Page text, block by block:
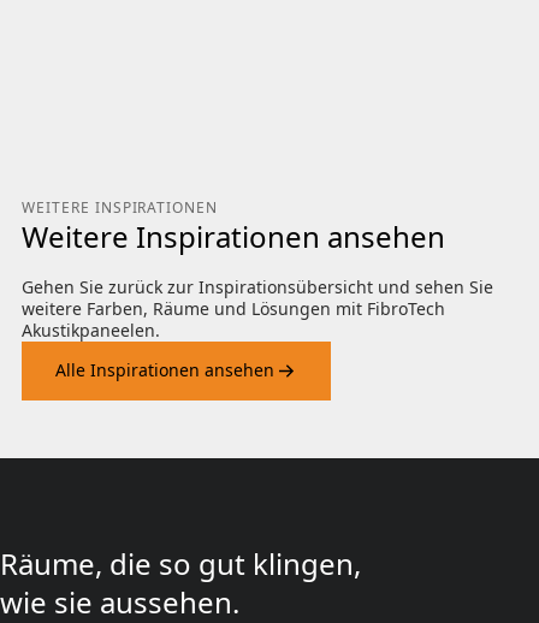
WEITERE INSPIRATIONEN
Weitere Inspirationen ansehen
Gehen Sie zurück zur Inspirationsübersicht und sehen Sie
weitere Farben, Räume und Lösungen mit FibroTech
Akustikpaneelen.
Alle Inspirationen ansehen
Räume, die so gut klingen,
wie sie aussehen.